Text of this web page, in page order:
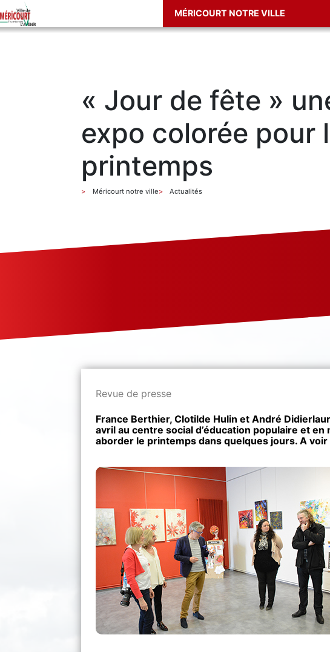
MÉRICOURT NOTRE VILLE
« Jour de fête »
expo colorée pour
printemps
Méricourt notre ville Actualités
Revue de presse
France Berthier, Clotilde Hulin et André
avril au centre social d’éducation populaire et
aborder le printemps dans quelques jours. A